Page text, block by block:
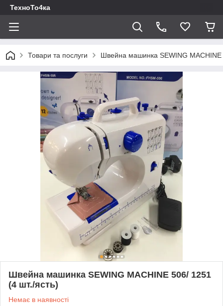
ТехноТо4ка
Товари та послуги Швейна машинка SEWING MACHINE
Швейна машинка SEWING MACHINE 506/ 1251
(4 шт./ясть)
Немає в наявності